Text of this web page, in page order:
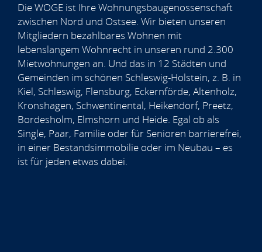
Die WOGE ist Ihre Wohnungsbaugenossenschaft
zwischen Nord und Ostsee. Wir bieten unseren
Mitgliedern bezahlbares Wohnen mit
lebenslangem Wohnrecht in unseren rund 2.300
Mietwohnungen an. Und das in 12 Städten und
Gemeinden im schönen Schleswig-Holstein, z. B. in
Kiel, Schleswig, Flensburg, Eckernförde, Altenholz,
Kronshagen, Schwentinental, Heikendorf, Preetz,
Bordesholm, Elmshorn und Heide. Egal ob als
Single, Paar, Familie oder für Senioren barrierefrei,
in einer Bestandsimmobilie oder im Neubau – es
ist für jeden etwas dabei.